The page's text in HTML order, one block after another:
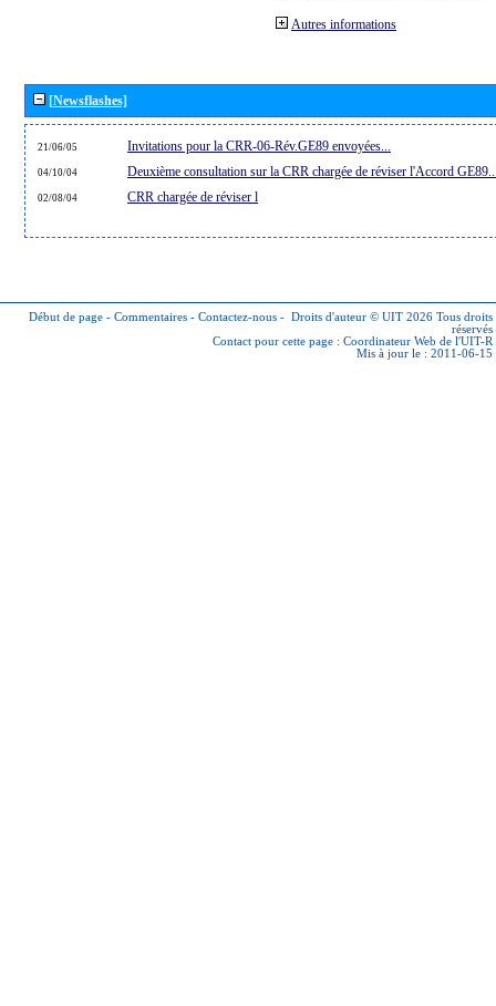
Autres informations
[Newsflashes]
21/06/05 Invitations pour la CRR-06-Rév.GE89 envoyées...
04/10/04 Deuxième consultation sur la CRR chargée de réviser l'Accord
02/08/04 CRR chargée de réviser l
Début de page - Commentaires - Contactez-nous - Droits d'auteur © UIT 2026 Tous droits
réservés
Contact pour cette page : Coordinateur Web de l'UIT-R
Mis à jour le : 2011-06-15